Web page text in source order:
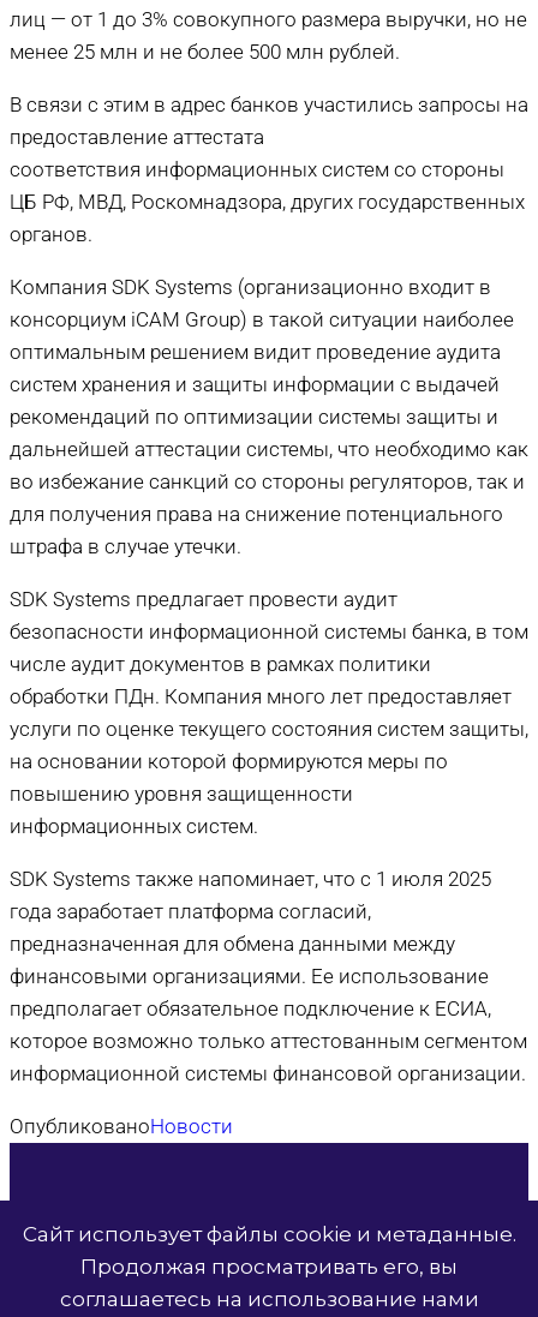
лиц — от 1 до 3% совокупного размера выручки, но не
менее 25 млн и не более 500 млн рублей.
В связи с этим в адрес банков участились запросы на
предоставление аттестата
соответствия информационных систем со стороны
ЦБ РФ, МВД, Роскомнадзора, других государственных
органов.
Компания SDK Systems (организационно входит в
консорциум iCAM Group) в такой ситуации наиболее
оптимальным решением видит проведение аудита
систем хранения и защиты информации с выдачей
рекомендаций по оптимизации системы защиты и
дальнейшей аттестации системы, что необходимо как
во избежание санкций со стороны регуляторов, так и
для получения права на снижение потенциального
штрафа в случае утечки.
SDK Systems предлагает провести аудит
безопасности информационной системы банка, в том
числе аудит документов в рамках политики
обработки ПДн. Компания много лет предоставляет
услуги по оценке текущего состояния систем защиты,
на основании которой формируются меры по
повышению уровня защищенности
информационных систем.
SDK Systems также напоминает, что с 1 июля 2025
года заработает платформа согласий,
предназначенная для обмена данными между
финансовыми организациями. Ее использование
предполагает обязательное подключение к ЕСИА,
которое возможно только аттестованным сегментом
информационной системы финансовой организации.
ОпубликованоНовости
© 2026 SDK Systems
Политика конфиденциальности
Сайт использует файлы cookie и метаданные.
Продолжая просматривать его, вы
соглашаетесь на использование нами